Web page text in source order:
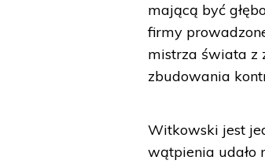
mającą być
firmy
mistrza świata z
zbudowania
Witkowski jest
wątpienia udało